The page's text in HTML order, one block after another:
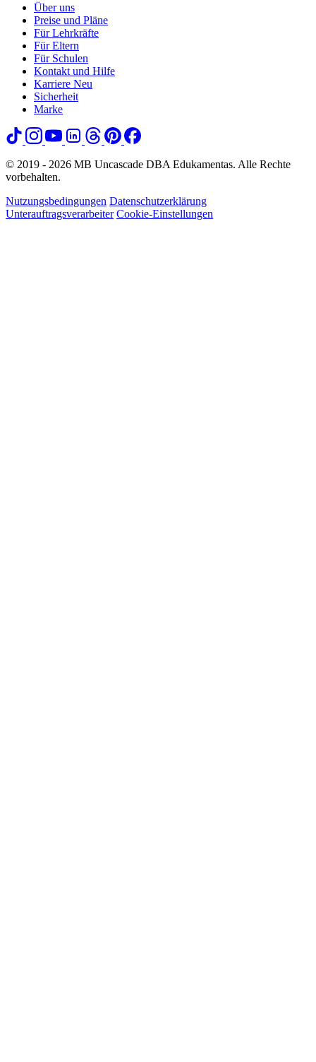
Über uns
Preise und Pläne
Für Lehrkräfte
Für Eltern
Für Schulen
Kontakt und Hilfe
Karriere Neu
Sicherheit
Marke
© 2019 - 2026 MB Uncascade DBA Edukamentas. Alle Rechte
vorbehalten.
Nutzungsbedingungen Datenschutzerklärung
Unterauftragsverarbeiter Cookie-Einstellungen